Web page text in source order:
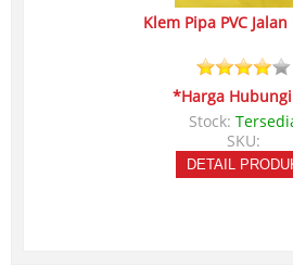
Klem Pipa PVC
*Harga Hubungi
Stock:
SKU:
DETAIL